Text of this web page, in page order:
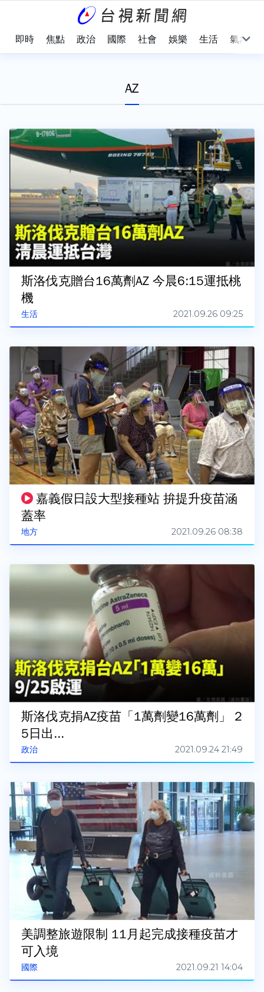
即時 焦點 政治 國際 社會 娛樂 生活 氣象
AZ
生活
斯洛伐克贈台16萬劑AZ 今晨6:15運抵桃
機
2021.09.26 09:25
地方
嘉義假日設大型接種站 拚提升疫苗涵
蓋率
2021.09.26 08:38
政治
斯洛伐克捐AZ疫苗「1萬劑變16萬劑」 2
5日出...
2021.09.24 21:49
國際
美調整旅遊限制 11月起完成接種疫苗才
可入境
2021.09.21 14:04